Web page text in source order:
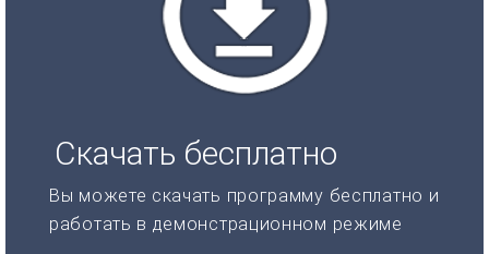
Скачать бесплатно
Вы можете скачать программу бесплатно и
работать в демонстрационном режиме